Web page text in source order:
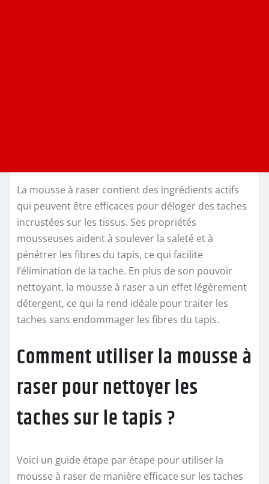
La mousse à raser contient des ingrédients actifs
qui peuvent être efficaces pour déloger des taches
incrustées sur les tissus. Ses propriétés
mousseuses aident à soulever la saleté et à
pénétrer les fibres du tapis, ce qui facilite
l’élimination de la tache. En plus de son pouvoir
nettoyant, la mousse à raser a un effet légèrement
détergent, ce qui la rend idéale pour traiter les
taches sans endommager les fibres du tapis.
Comment utiliser la mousse à
raser pour nettoyer les
taches sur le tapis ?
Voici un guide étape par étape pour utiliser la
mousse à raser de manière efficace sur les taches